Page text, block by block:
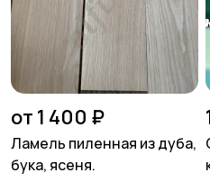
от 1 400 ₽
Ламель пиленная из дуба,
бука, ясеня.